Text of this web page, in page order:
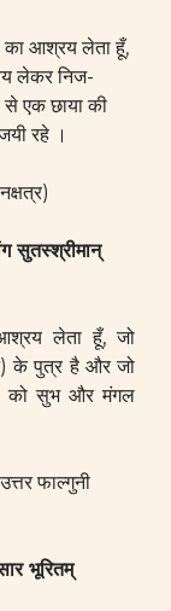
का आश्रय लेता हूँ,
लेकर निज-
से एक छाया की
रहे ।
सुतस्श्रीमान्
लेता हूँ, जो
के पुत्र है और जो
को सुभ और मंगल
फाल्गुनी
भूरितम्